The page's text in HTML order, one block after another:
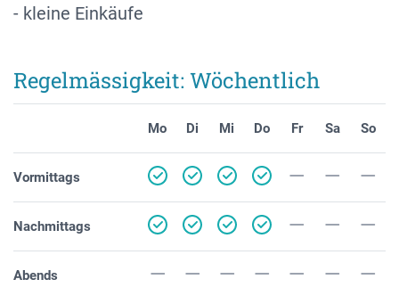
- kleine Einkäufe
Regelmässigkeit: Wöchentlich
Mo Di Mi Do Fr Sa So
Vormittags
Nachmittags
Abends